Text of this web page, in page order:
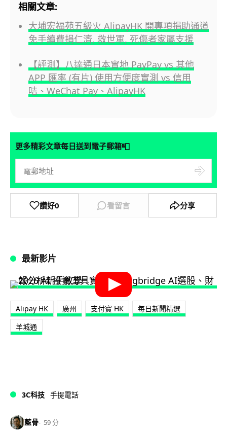
相關文章:
大埔宏福苑五級火 AlipayHK 開專項捐助通道
免手續費捐仁濟, 救世軍, 死傷者家屬支援
【評測】八達通日本實地 PayPay vs 其他
APP 匯率 (有片) 使用方便度實測 vs 信用
咭、WeChat Pay、AlipayHK
更多精彩文章每日送到電子郵箱📮
讚好0 看留言 分享
最新影片
Alipay HK 廣州 支付寶 HK
每日新聞精選
羊城通
3C科技 手提電話
藍骨 59 分